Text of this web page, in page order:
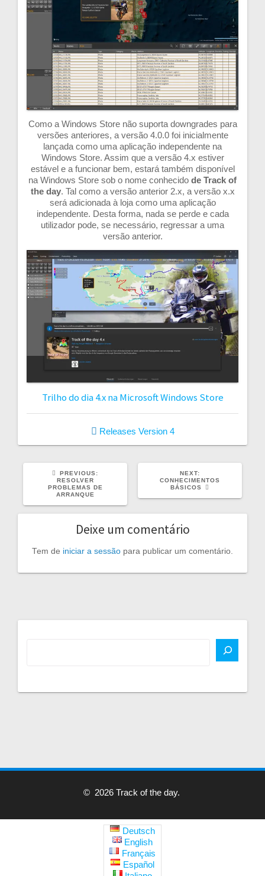
Como a Windows Store não suporta downgrades para
versões anteriores, a versão 4.0.0 foi inicialmente
lançada como uma aplicação independente na
Windows Store. Assim que a versão 4.x estiver
estável e a funcionar bem, estará também disponível
na Windows Store sob o nome conhecido de Track of
the day. Tal como a versão anterior 2.x, a versão x.x
será adicionada à loja como uma aplicação
independente. Desta forma, nada se perde e cada
utilizador pode, se necessário, regressar a uma
versão anterior.
Trilho do dia 4.x na Microsoft Windows Store
Releases Version 4
PREVIOUS:
RESOLVER
PROBLEMAS DE
ARRANQUE
NEXT:
POST:
CONHECIMENTOS
BÁSICOS
Deixe um comentário
Tem de iniciar a sessão para publicar um comentário.
© 2026 Track of the day.
Deutsch
English
Français
Español